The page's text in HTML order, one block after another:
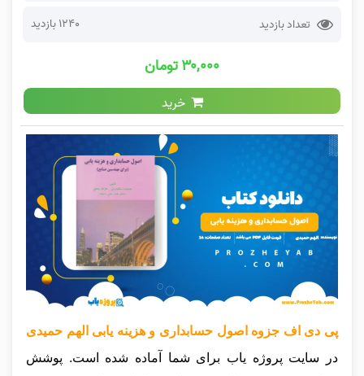
تعداد بازدید 1240 بازدید
۳۰,۰۰۰ تومان
خرید
پی دی اف جزوه اصول حسابداری و هزینه یابی الهم حمیدی
در سایت پروژه یاب برای شما آماده شده است. پوشش